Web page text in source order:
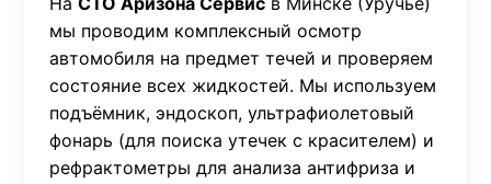
мы проводим комплексный осмотр
автомобиля на предмет течей и проверяем
состояние всех жидкостей. Мы используем
подъёмник, эндоскоп, ультрафиолетовый
фонарь (для поиска утечек с красителем) и
рефрактометры для анализа антифриза и